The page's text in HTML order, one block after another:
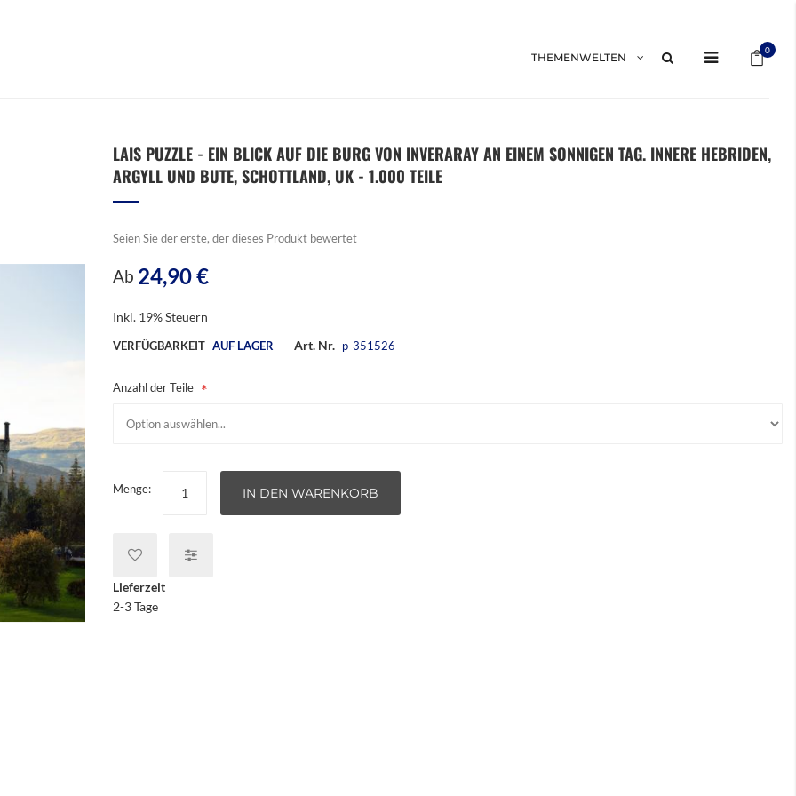
0
THEMENWELTEN
LAIS PUZZLE - EIN BLICK AUF DIE BURG VON INVERARAY AN EINEM SONNIGEN TAG. INNERE HEBRIDEN,
ARGYLL UND BUTE, SCHOTTLAND, UK - 1.000 TEILE
Seien Sie der erste, der dieses Produkt bewertet
Ab 24,90 €
Inkl. 19% Steuern
VERFÜGBARKEIT AUF LAGER Art. Nr. p-351526
Anzahl der Teile
Menge: IN DEN WARENKORB
Lieferzeit
2-3 Tage